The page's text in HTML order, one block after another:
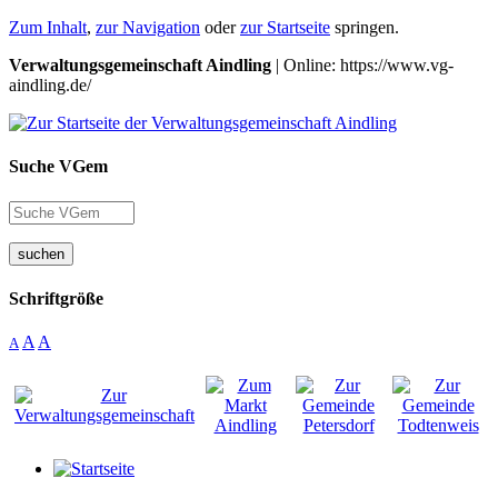
Zum Inhalt, zur Navigation oderzur Startseite springen.
Verwaltungsgemeinschaft Aindling | Online: https://www.vg-
aindling.de/
Suche VGem
suchen
Schriftgröße
A A A